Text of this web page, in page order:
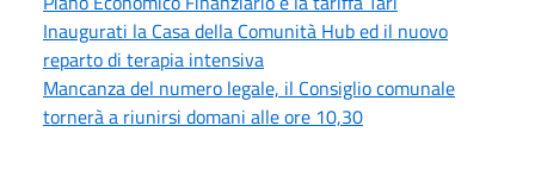
Inaugurati la Casa della Comunità Hub ed il nuovo
reparto di terapia intensiva
Mancanza del numero legale, il Consiglio comunale
tornerà a riunirsi domani alle ore 10,30